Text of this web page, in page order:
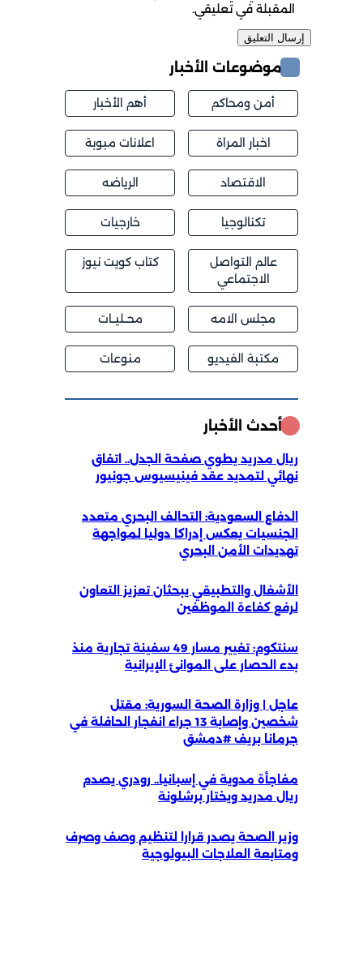
المقبلة في تعليقي.
موضوعات الأخبار
أمن ومحاكم أهم الأخبار
اخبار المراة اعلانات مبوبة
الاقتصاد الرياضه
تكنالوجيا خارجيات
عالم التواصل
الاجتماعي
كتاب كويت نيوز
مجلس الامه محــليــات
مكتبة الفيديو منوعات
أحدث الأخبار
ريال مدريد يطوي صفحة الجدل.. اتفاق
نهائي لتمديد عقد فينيسيوس جونيور
الدفاع السعودية: التحالف البحري متعدد
الجنسيات يعكس إدراكا دوليا لمواجهة
تهديدات الأمن البحري
الأشغال والتطبيقي يبحثان تعزيز التعاون
لرفع كفاءة الموظفين
سنتكوم: تغيير مسار 49 سفينة تجارية منذ
بدء الحصار على الموانئ الإيرانية
عاجل | وزارة الصحة السورية: مقتل
شخصين وإصابة 13 جراء انفجار الحافلة في
جرمانا بريف #دمشق
مفاجأة مدوية في إسبانيا.. رودري يصدم
ريال مدريد ويختار برشلونة
وزير الصحة يصدر قرارا لتنظيم وصف وصرف
ومتابعة العلاجات البيولوجية